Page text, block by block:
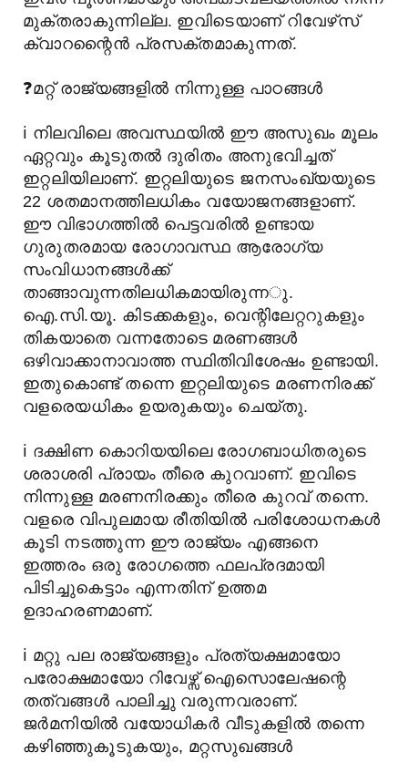
മുക്തരാകുന്നില്ല. ഇവിടെയാണ് റിവേഴ്‌സ്
ക്വാറന്റൈൻ പ്രസക്തമാകുന്നത്.
❓മറ്റ് രാജ്യങ്ങളിൽ നിന്നുള്ള പാഠങ്ങൾ
ℹ️ നിലവിലെ അവസ്ഥയിൽ ഈ അസുഖം മൂലം
ഏറ്റവും കൂടുതൽ ദുരിതം അനുഭവിച്ചത്
ഇറ്റലിയിലാണ്. ഇറ്റലിയുടെ ജനസംഖ്യയുടെ
22 ശതമാനത്തിലധികം വയോജനങ്ങളാണ്.
ഈ വിഭാഗത്തിൽ പെട്ടവരിൽ ഉണ്ടായ
ഗുരുതരമായ രോഗാവസ്ഥ ആരോഗ്യ
സംവിധാനങ്ങൾക്ക്
താങ്ങാവുന്നതിലധികമായിരുന്നു.
ഐ.സി.യൂ. കിടക്കകളും, വെന്റിലേറ്ററുകളും
തികയാതെ വന്നതോടെ മരണങ്ങൾ
ഒഴിവാക്കാനാവാത്ത സ്ഥിതിവിശേഷം ഉണ്ടായി.
ഇതുകൊണ്ട് തന്നെ ഇറ്റലിയുടെ മരണനിരക്ക്
വളരെയധികം ഉയരുകയും ചെയ്തു.
ℹ️ ദക്ഷിണ കൊറിയയിലെ രോഗബാധിതരുടെ
ശരാശരി പ്രായം തീരെ കുറവാണ്. ഇവിടെ
നിന്നുള്ള മരണനിരക്കും തീരെ കുറവ് തന്നെ.
വളരെ വിപുലമായ രീതിയിൽ പരിശോധനകൾ
കൂടി നടത്തുന്ന ഈ രാജ്യം എങ്ങനെ
ഇത്തരം ഒരു രോഗത്തെ ഫലപ്രദമായി
പിടിച്ചുകെട്ടാം എന്നതിന് ഉത്തമ
ഉദാഹരണമാണ്.
ℹ️ മറ്റു പല രാജ്യങ്ങളും പ്രത്യക്ഷമായോ
പരോക്ഷമായോ റിവേഴ്സ് ഐസൊലേഷന്റെ
തത്വങ്ങൾ പാലിച്ചു വരുന്നവരാണ്.
ജർമനിയിൽ വയോധികർ വീടുകളിൽ തന്നെ
കഴിഞ്ഞുകൂടുകയും, മറ്റസുഖങ്ങൾ